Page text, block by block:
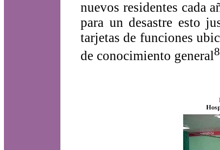
nuevos residentes cada
para un desastre esto
tarjetas de funciones
de conocimiento general8